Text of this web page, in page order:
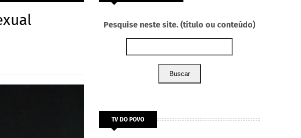
Pesquise neste site. (título ou conteúdo)
Buscar
TV DO POVO